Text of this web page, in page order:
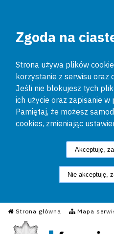
Zgoda na
Strona używa plików
korzystanie z serwisu oraz
Jeśli nie blokujesz tych
ich użycie oraz zapisanie w
Pamiętaj, że możesz
cookies, zmieniając
Akceptuję,
Nie akceptuję,
Strona główna Mapa
Informacyjny